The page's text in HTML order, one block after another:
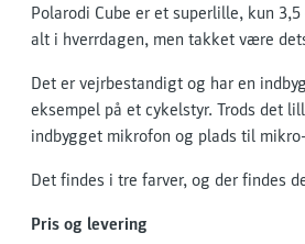
Polarodi Cube er et superlille, kun
alt i hverrdagen, men takket være
Det er vejrbestandigt og har en
eksempel på et cykelstyr. Trods det
indbygget mikrofon og plads til
Det findes i tre farver, og der findes
Pris og levering